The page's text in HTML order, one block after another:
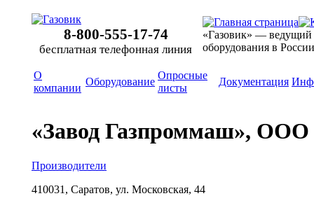
8-800-555-17-74
бесплатная телефонная линия
«Газовик» — ведущий
оборудования в России
О
компании
Оборудование
Опросные
листы
Документация
«Завод Газпроммаш», ООО
Производители
410031, Саратов, ул. Московская, 44